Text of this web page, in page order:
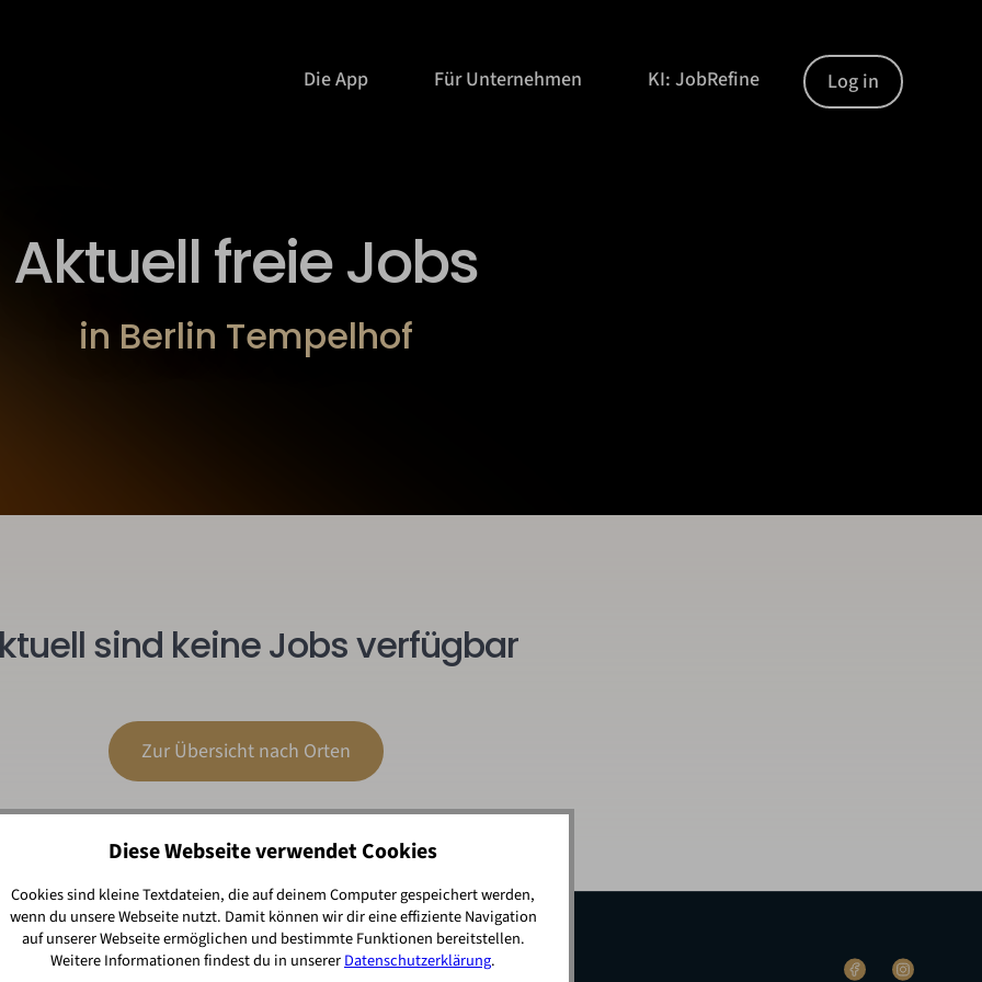
Die App Für Unternehmen KI: JobRefine Log in
Aktuell freie Jobs
in Berlin Tempelhof
sind keine Jobs verfügbar
Zur Übersicht nach Orten
Diese Webseite verwendet Cookies
Cookies sind kleine Textdateien, die auf deinem Computer gespeichert werden,
wenn du unsere Webseite nutzt. Damit können wir dir eine effiziente Navigation
auf unserer Webseite ermöglichen und bestimmte Funktionen bereitstellen.
Weitere Informationen findest du in unsererDatenschutzerklärung.